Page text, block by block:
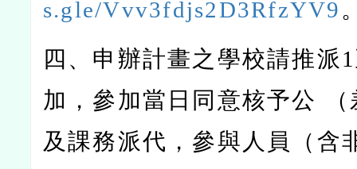
s.gle/Vvv3fdjs2D3RfzYV9
四、申辦計畫之學校請推派1
加，參加當日同意核予公
及課務派代，參與人員（含